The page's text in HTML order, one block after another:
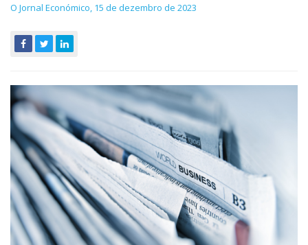
O Jornal Económico, 15 de dezembro de 2023